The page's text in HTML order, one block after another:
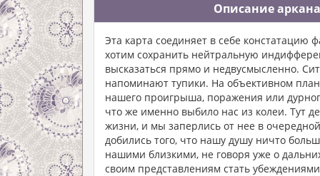
Описание
Эта карта соединяет в себе констатацию
хотим сохранить нейтральную
высказаться прямо и недвусмысленно.
напоминают тупики. На объективном
нашего проигрыша, поражения или
что же именно выбило нас из колеи. Тут
жизни, и мы заперлись от нее в
добились того, что нашу душу ничто
нашими близкими, не говоря уже о
своим представлениям стать